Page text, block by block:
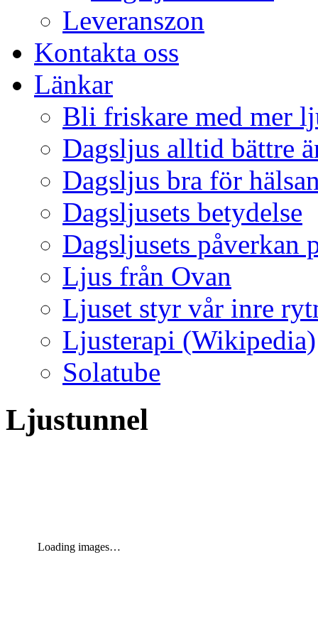
Leveranszon
Kontakta oss
Länkar
Bli friskare med mer
Dagsljus alltid bättre
Dagsljus bra för
Dagsljusets betydelse
Dagsljusets påverkan
Ljus från Ovan
Ljuset styr vår inre
Ljusterapi (Wikipedia)
Solatube
Ljustunnel
Loading images…